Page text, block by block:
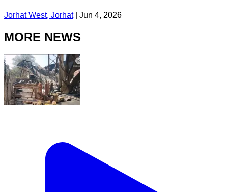
Jorhat West, Jorhat| Jun 4, 2026
MORE NEWS